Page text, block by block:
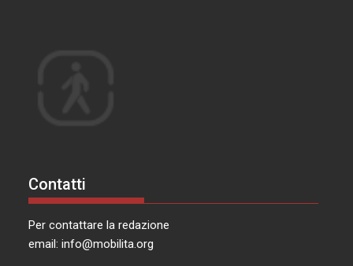
Contatti
Per contattare la redazione
email:info@mobilita.org